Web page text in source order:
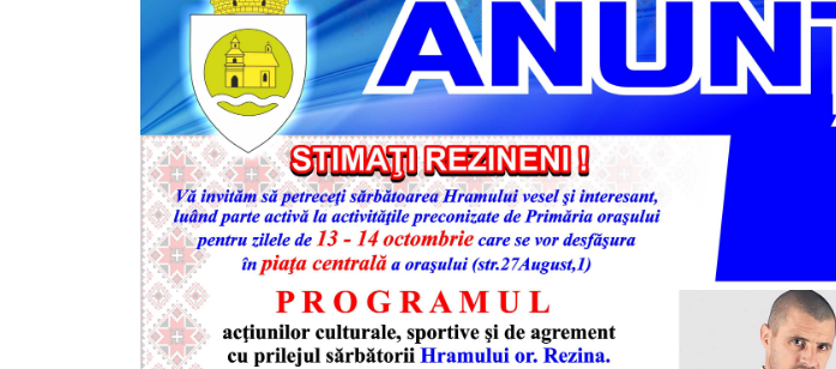
încasate
Întreprinderi
subordonate
Grădinița
,,Leagănul
copilăriei”